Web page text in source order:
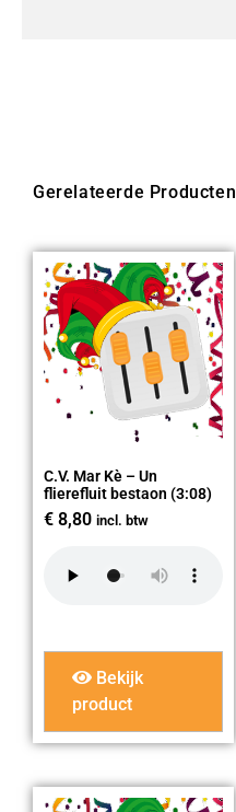
Gerelateerde Producten
C.V. Mar Kè – Un
flierefluit bestaon (3:08)
€ 8,80 incl. btw
Bekijk
product